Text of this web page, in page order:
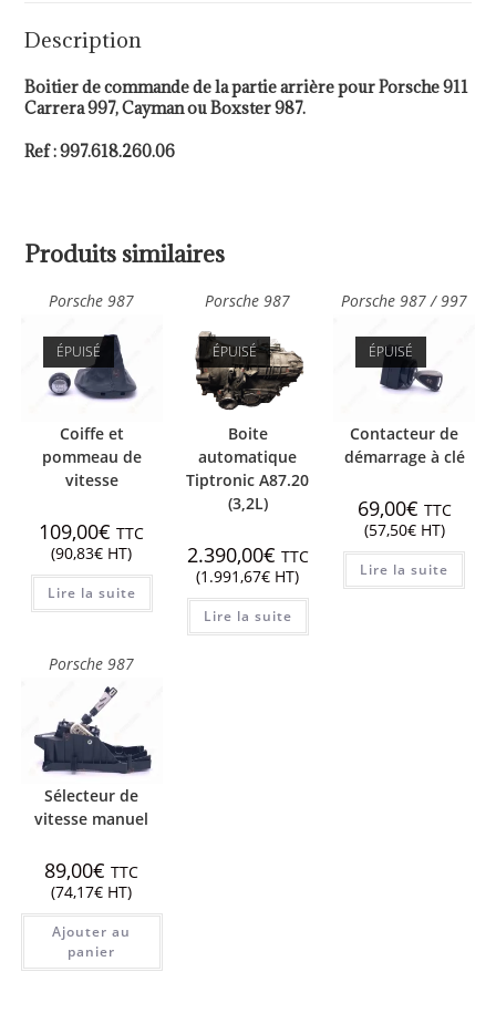
Description
Boitier de commande de la partie arrière pour Porsche 911
Carrera 997, Cayman ou Boxster 987.
Ref : 997.618.260.06
Produits similaires
Porsche 987
ÉPUISÉ
Coiffe et
pommeau de
vitesse
109,00€ TTC
(90,83€ HT)
Lire la suite
Porsche 987
ÉPUISÉ
Boite
automatique
Tiptronic A87.20
(3,2L)
2.390,00€ TTC
(1.991,67€ HT)
Lire la suite
Porsche 987 / 997
ÉPUISÉ
Contacteur de
démarrage à clé
69,00€ TTC
(57,50€HT)
Lire la suite
Porsche 987
Sélecteur de
vitesse manuel
89,00€ TTC
(74,17€ HT)
Ajouter au
panier